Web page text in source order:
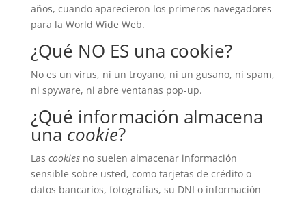
años, cuando aparecieron los primeros navegadores
para la World Wide Web.
¿Qué NO ES una cookie?
No es un virus, ni un troyano, ni un gusano, ni spam,
ni spyware, ni abre ventanas pop-up.
¿Qué información almacena
una cookie?
Las cookiesno suelen almacenar información
sensible sobre usted, como tarjetas de crédito o
datos bancarios, fotografías, su DNI o información